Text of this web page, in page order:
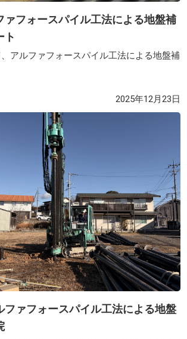
フォースパイル工法による地盤補
アルファフォースパイル工法による地盤補
2025年12月23日
ァフォースパイル工法による地盤